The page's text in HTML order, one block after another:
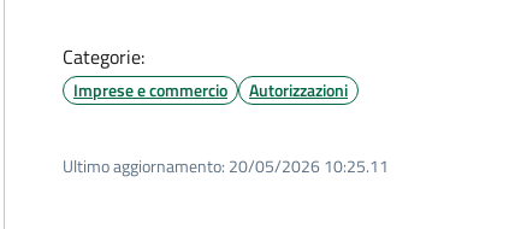
Categorie:
Imprese e commercio Autorizzazioni
Ultimo aggiornamento: 20/05/2026 10:25.11